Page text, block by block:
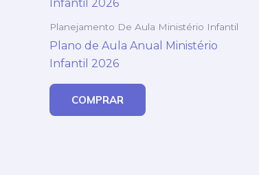
Planejamento De Aula Ministério Infantil
Plano de Aula Anual Ministério
Infantil 2026
COMPRAR